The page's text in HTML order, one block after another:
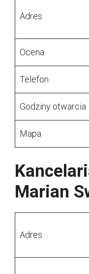
Adres
Ocena
Telefon
Godziny otwarcia
Mapa
Marian
Adres